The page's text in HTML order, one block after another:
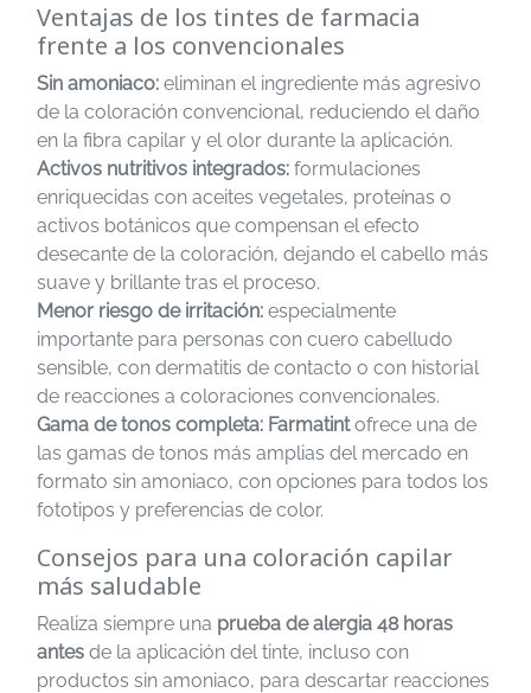
Ventajas de los tintes de farmacia
frente a los convencionales
Sin amoniaco: eliminan el ingrediente más agresivo
de la coloración convencional, reduciendo el daño
en la fibra capilar y el olor durante la aplicación.
Activos nutritivos integrados: formulaciones
enriquecidas con aceites vegetales, proteínas o
activos botánicos que compensan el efecto
desecante de la coloración, dejando el cabello más
suave y brillante tras el proceso.
Menor riesgo de irritación: especialmente
importante para personas con cuero cabelludo
sensible, con dermatitis de contacto o con historial
de reacciones a coloraciones convencionales.
Gama de tonos completa: Farmatintofrece una de
las gamas de tonos más amplias del mercado en
formato sin amoniaco, con opciones para todos los
fototipos y preferencias de color.
Consejos para una coloración capilar
más saludable
Realiza siempre una prueba de alergia 48 horas
antes de la aplicación del tinte, incluso con
productos sin amoniaco, para descartar reacciones